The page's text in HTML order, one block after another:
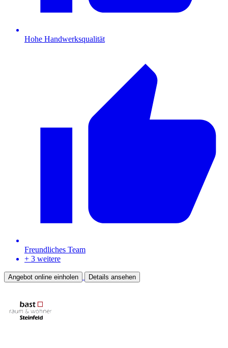
Hohe Handwerksqualität
Freundliches Team
+ 3 weitere
Angebot online einholen Details ansehen